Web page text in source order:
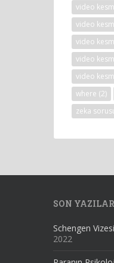
video
video
video
video
video
where (2)
zeka
SON YAZILAR
Schengen
2022